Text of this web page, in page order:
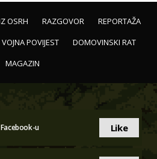
OSRH RAZGOVOR
REPORTAŽA
VOJNA POVIJEST
DOMOVINSKI RAT
MAGAZIN
u Like